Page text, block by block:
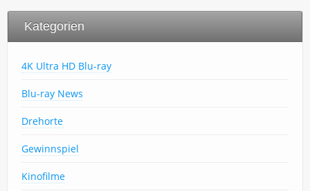
Kategorien
4K Ultra HD Blu-ray
Blu-ray News
Drehorte
Gewinnspiel
Kinofilme